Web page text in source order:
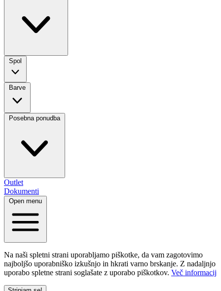
Spol
Barve
Posebna ponudba
Outlet
Dokumenti
Open menu
Na naši spletni strani uporabljamo piškotke, da vam zagotovimo
najboljšo uporabniško izkušnjo in hkrati varno brskanje. Z nadaljnjo
uporabo spletne strani soglašate z uporabo piškotkov. Več informacij